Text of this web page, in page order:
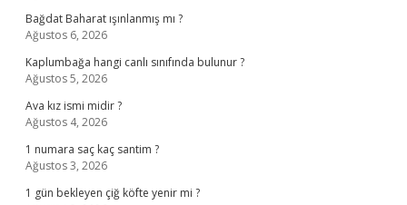
Bağdat Baharat ışınlanmış mı ?
Ağustos 6, 2026
Kaplumbağa hangi canlı sınıfında bulunur ?
Ağustos 5, 2026
Ava kız ismi midir ?
Ağustos 4, 2026
1 numara saç kaç santim ?
Ağustos 3, 2026
1 gün bekleyen çiğ köfte yenir mi ?